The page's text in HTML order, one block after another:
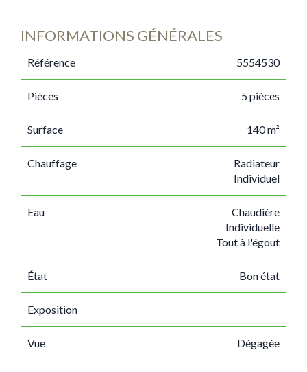
INFORMATIONS GÉNÉRALES
Référence 5554530
Pièces 5 pièces
Surface 140 m²
Chauffage
Radiateur
Individuel
Eau
Chaudière
Individuelle
Tout à l'égout
État Bon état
Exposition
Vue Dégagée